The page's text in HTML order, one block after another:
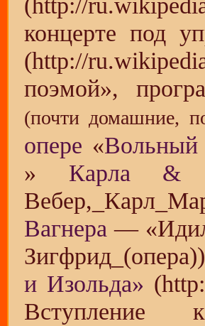
концерте под
поэмой»,
(почти домашние,
опере «Вольный
» Карла &
Вагнера —
и Изольда»